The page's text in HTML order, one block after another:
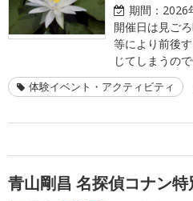
期間： 2026
開催日は見ご
等により前後
じてしまうの
体験イベント・アクティビティ
青山剛昌 名探偵コナン